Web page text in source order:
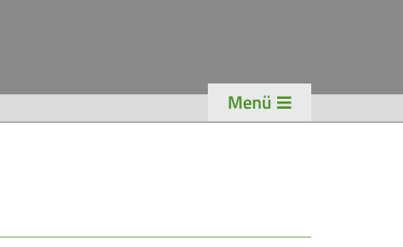
Menü